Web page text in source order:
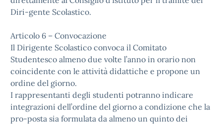
Diri-gente Scolastico.
Articolo 6 – Convocazione
Il Dirigente Scolastico convoca il Comitato
Studentesco almeno due volte l’anno in orario non
coincidente con le attività didattiche e propone un
ordine del giorno.
I rappresentanti degli studenti potranno indicare
integrazioni dell’ordine del giorno a condizione che la
pro-posta sia formulata da almeno un quinto dei